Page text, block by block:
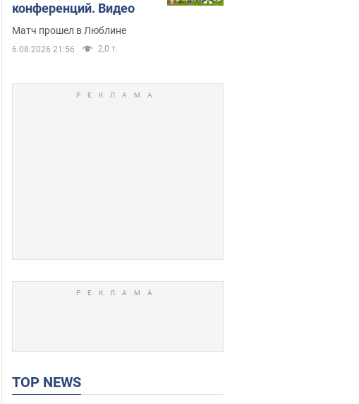
конференций. Видео
Матч прошел в Люблине
6.08.2026 21:56 2,0 т.
TOP NEWS